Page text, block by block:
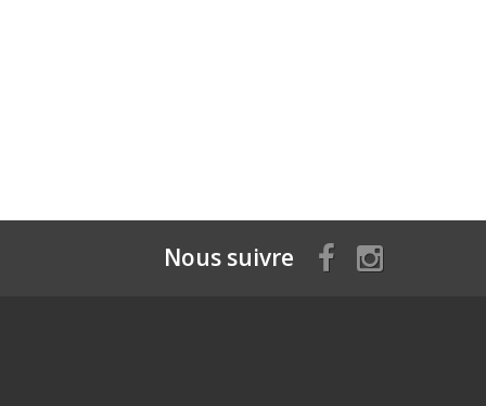
Nous suivre